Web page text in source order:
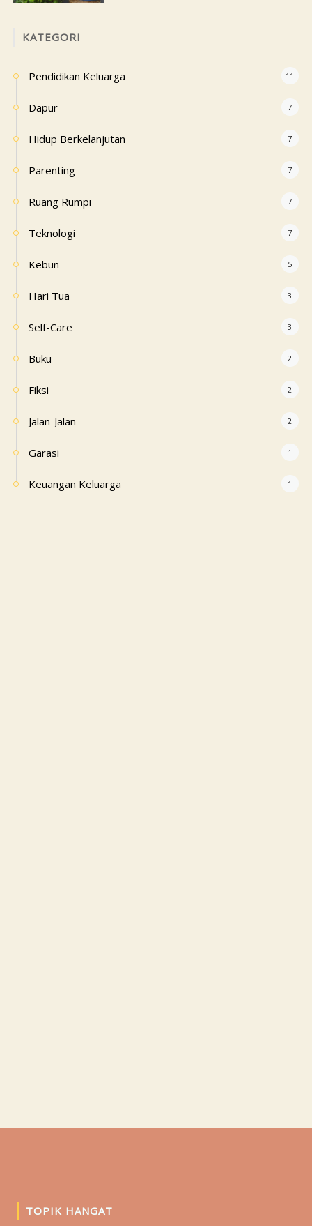
KATEGORI
Pendidikan Keluarga 11
Dapur 7
Hidup Berkelanjutan 7
Parenting 7
Ruang Rumpi 7
Teknologi 7
Kebun 5
Hari Tua 3
Self-Care 3
Buku 2
Fiksi 2
Jalan-Jalan 2
Garasi 1
Keuangan Keluarga 1
TOPIK HANGAT